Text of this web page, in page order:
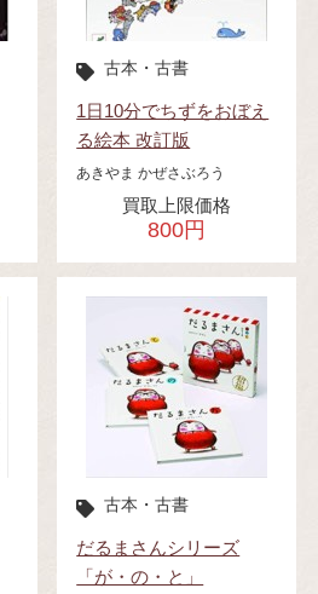
古本・古書
1日10分でちずをおぼえ
る絵本 改訂版
あきやま かぜさぶろう
買取上限価格
800円
古本・古書
だるまさんシリーズ
「が・の・と」